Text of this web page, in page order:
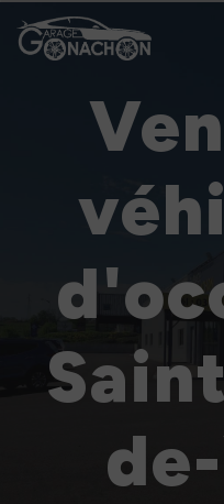
Panneau de gestion des